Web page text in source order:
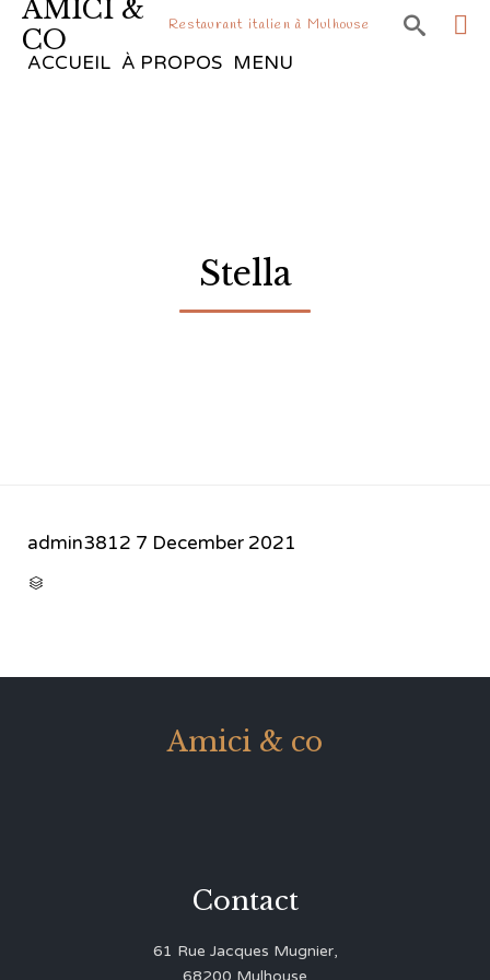
AMICI &
CO
Restaurant italien à Mulhouse 
ACCUEIL À PROPOS MENU
Stella
admin3812 7 December 2021

Amici & co
Contact
61 Rue Jacques Mugnier,